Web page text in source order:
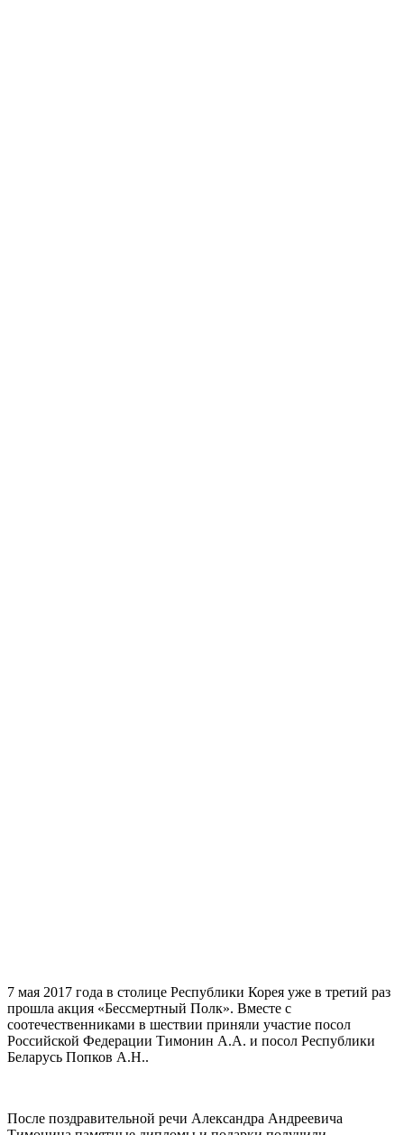
7 мая 2017 года в столице Республики Корея уже в третий раз
прошла акция «Бессмертный Полк». Вместе с
соотечественниками в шествии приняли участие посол
Российской Федерации Тимонин А.А. и посол Республики
Беларусь Попков А.Н..
После поздравительной речи Александра Андреевича